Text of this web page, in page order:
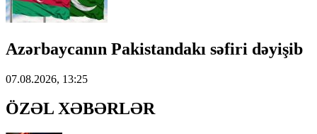
Azərbaycanın Pakistandakı səfiri dəyişib
07.08.2026, 13:25
ÖZƏL XƏBƏRLƏR